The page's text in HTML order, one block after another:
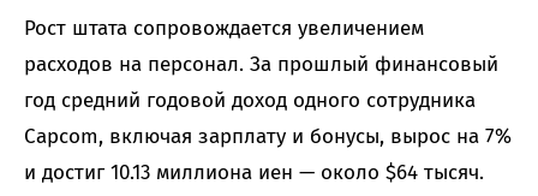
Рост штата сопровождается увеличением
расходов на персонал. За прошлый финансовый
год средний годовой доход одного сотрудника
Capcom, включая зарплату и бонусы, вырос на 7%
и достиг 10.13 миллиона иен — около $64 тысяч.